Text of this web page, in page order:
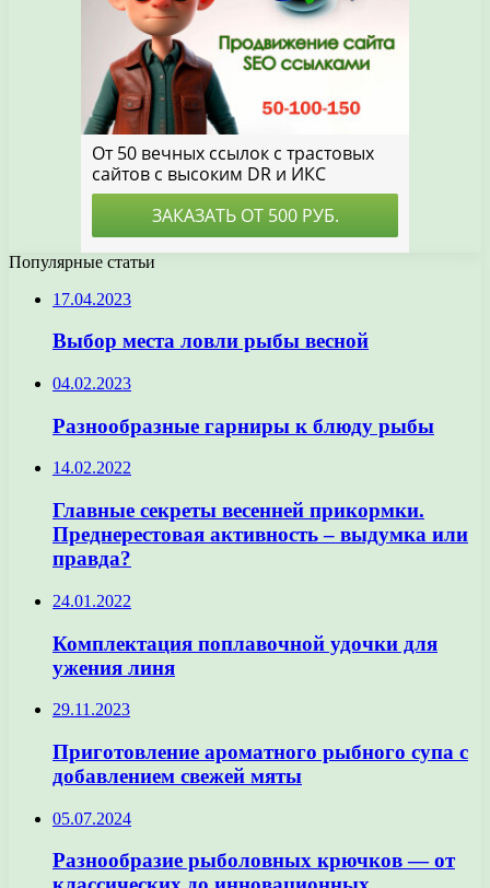
Популярные статьи
17.04.2023
Выбор места ловли рыбы весной
04.02.2023
Разнообразные гарниры к блюду рыбы
14.02.2022
Главные секреты весенней прикормки.
Преднерестовая активность – выдумка или
правда?
24.01.2022
Комплектация поплавочной удочки для
ужения линя
29.11.2023
Приготовление ароматного рыбного супа с
добавлением свежей мяты
05.07.2024
Разнообразие рыболовных крючков — от